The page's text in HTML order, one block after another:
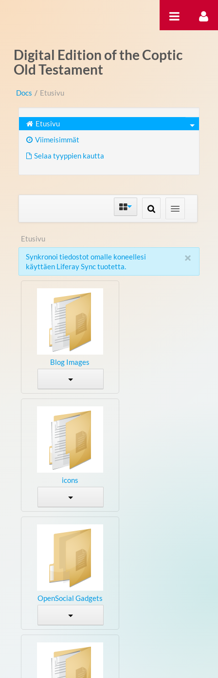
Digital Edition of the Coptic
Old Testament
Docs / Etusivu
Etusivu
Viimeisimmät
Selaa tyyppien kautta
Etusivu
×
Synkronoi tiedostot omalle koneellesi
käyttäen Liferay Sync tuotetta.
Blog Images
icons
OpenSocial Gadgets